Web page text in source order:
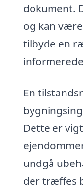
dokument.
og kan
tilbyde en
En
Dette er
undgå
der træffes